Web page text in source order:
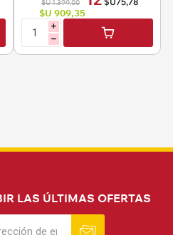
$U 1.399,00
$U 909,35
i
h
LAS ÚLTIMAS OFERTAS